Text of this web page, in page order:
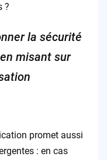
?
la sécurité
misant sur
promet aussi
: en cas